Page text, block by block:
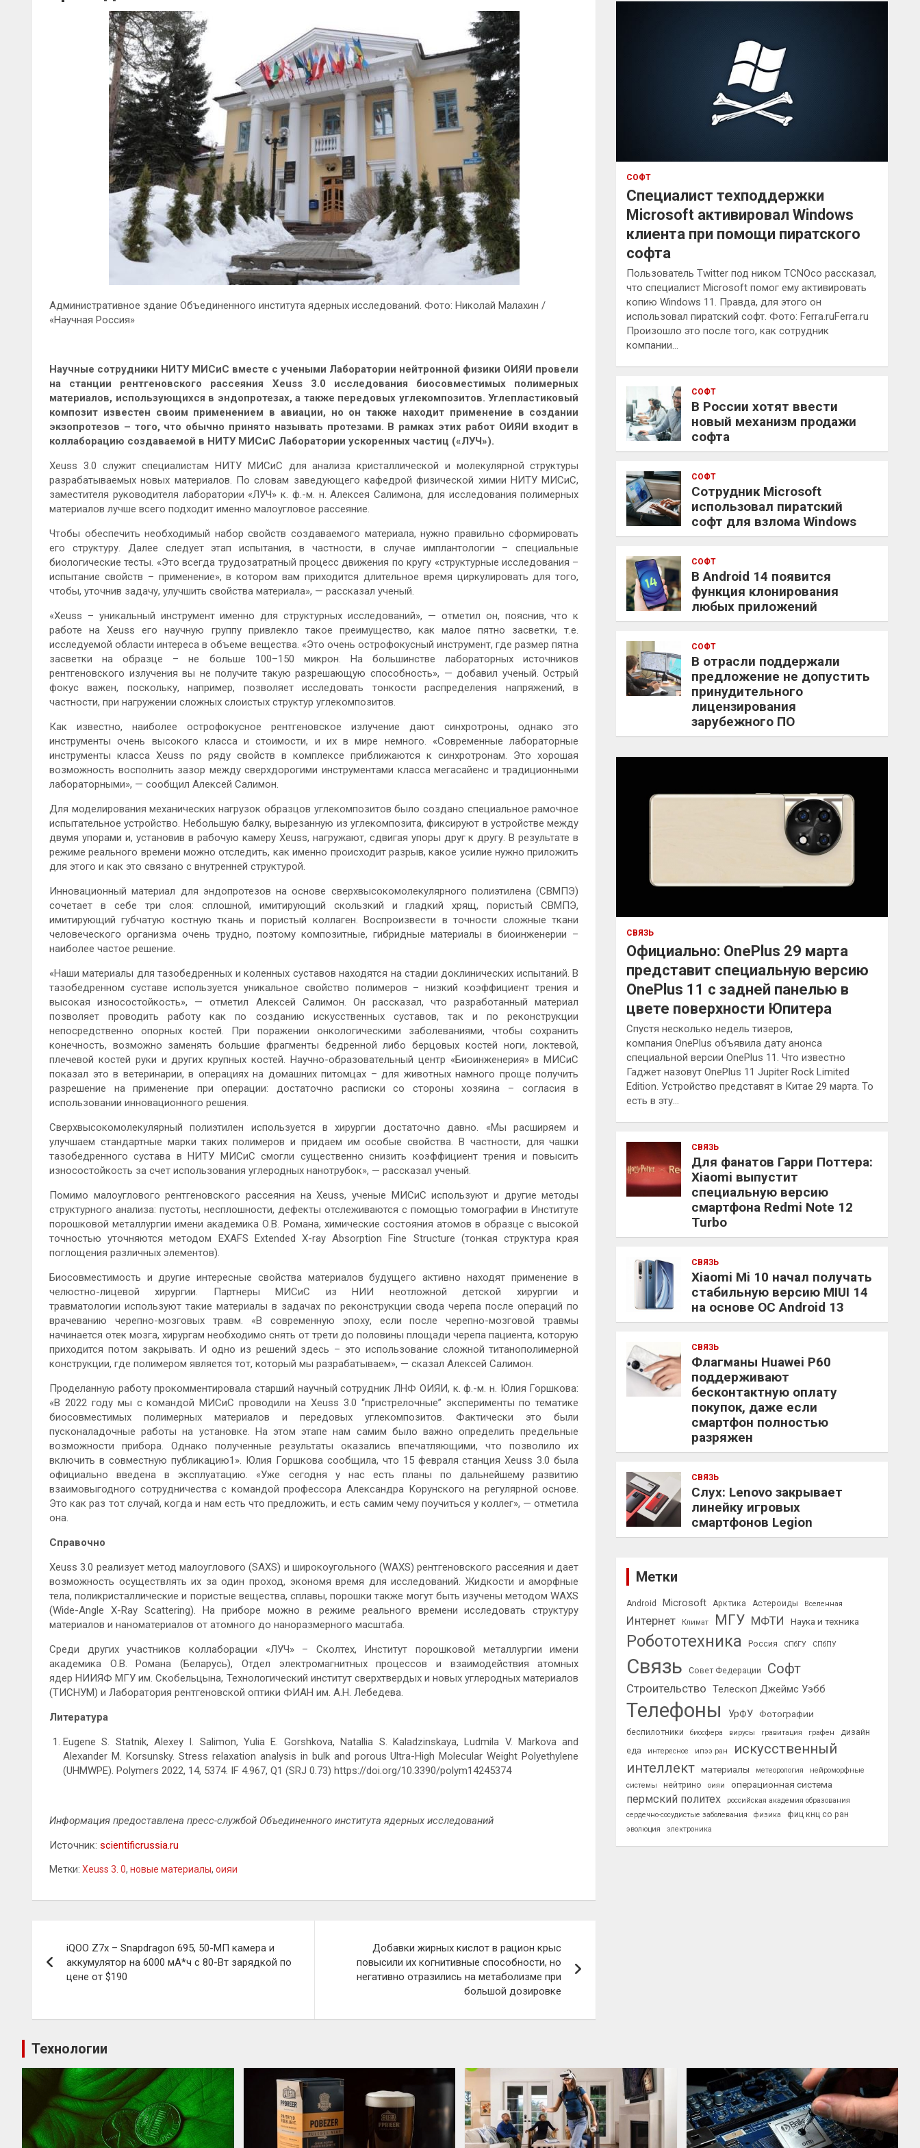
Административное здание Объединенного института ядерных исследований. Фото: Николай Малахин /
«Научная Россия»
Научные сотрудники НИТУ МИСиС вместе с учеными Лаборатории нейтронной физики ОИЯИ провели
на станции рентгеновского рассеяния Xeuss 3.0 исследования биосовместимых полимерных
материалов, использующихся в эндопротезах, а также передовых углекомпозитов. Углепластиковый
композит известен своим применением в авиации, но он также находит применение в создании
экзопротезов – того, что обычно принято называть протезами. В рамках этих работ ОИЯИ входит в
коллаборацию создаваемой в НИТУ МИСиС Лаборатории ускоренных частиц («ЛУЧ»).
Xeuss 3.0 служит специалистам НИТУ МИСиС для анализа кристаллической и молекулярной структуры
разрабатываемых новых материалов. По словам заведующего кафедрой физической химии НИТУ МИСиС,
заместителя руководителя лаборатории «ЛУЧ» к. ф.-м. н. Алексея Салимона, для исследования полимерных
материалов лучше всего подходит именно малоугловое рассеяние.
Чтобы обеспечить необходимый набор свойств создаваемого материала, нужно правильно сформировать
его структуру. Далее следует этап испытания, в частности, в случае имплантологии – специальные
биологические тесты. «Это всегда трудозатратный процесс движения по кругу «структурные исследования –
испытание свойств – применение», в котором вам приходится длительное время циркулировать для того,
чтобы, уточнив задачу, улучшить свойства материала», — рассказал ученый.
«Xeuss – уникальный инструмент именно для структурных исследований», — отметил он, пояснив, что к
работе на Xeuss его научную группу привлекло такое преимущество, как малое пятно засветки, т.е.
исследуемой области интереса в объеме вещества. «Это очень острофокусный инструмент, где размер пятна
засветки на образце – не больше 100–150 микрон. На большинстве лабораторных источников
рентгеновского излучения вы не получите такую разрешающую способность», — добавил ученый. Острый
фокус важен, поскольку, например, позволяет исследовать тонкости распределения напряжений, в
частности, при нагружении сложных слоистых структур углекомпозитов.
Как известно, наиболее острофокусное рентгеновское излучение дают синхротроны, однако это
инструменты очень высокого класса и стоимости, и их в мире немного. «Современные лабораторные
инструменты класса Xeuss по ряду свойств в комплексе приближаются к синхротронам. Это хорошая
возможность восполнить зазор между сверхдорогими инструментами класса мегасайенс и традиционными
лабораторными», — сообщил Алексей Салимон.
Для моделирования механических нагрузок образцов углекомпозитов было создано специальное рамочное
испытательное устройство. Небольшую балку, вырезанную из углекомпозита, фиксируют в устройстве между
двумя упорами и, установив в рабочую камеру Xeuss, нагружают, сдвигая упоры друг к другу. В результате в
режиме реального времени можно отследить, как именно происходит разрыв, какое усилие нужно приложить
для этого и как это связано с внутренней структурой.
Инновационный материал для эндопротезов на основе сверхвысокомолекулярного полиэтилена (СВМПЭ)
сочетает в себе три слоя: сплошной, имитирующий скользкий и гладкий хрящ, пористый СВМПЭ,
имитирующий губчатую костную ткань и пористый коллаген. Воспроизвести в точности сложные ткани
человеческого организма очень трудно, поэтому композитные, гибридные материалы в биоинженерии –
наиболее частое решение.
«Наши материалы для тазобедренных и коленных суставов находятся на стадии доклинических испытаний. В
тазобедренном суставе используется уникальное свойство полимеров – низкий коэффициент трения и
высокая износостойкость», — отметил Алексей Салимон. Он рассказал, что разработанный материал
позволяет проводить работу как по созданию искусственных суставов, так и по реконструкции
непосредственно опорных костей. При поражении онкологическими заболеваниями, чтобы сохранить
конечность, возможно заменять большие фрагменты бедренной либо берцовых костей ноги, локтевой,
плечевой костей руки и других крупных костей. Научно-образовательный центр «Биоинженерия» в МИСиС
показал это в ветеринарии, в операциях на домашних питомцах – для животных намного проще получить
разрешение на применение при операции: достаточно расписки со стороны хозяина – согласия в
использовании инновационного решения.
Сверхвысокомолекулярный полиэтилен используется в хирургии достаточно давно. «Мы расширяем и
улучшаем стандартные марки таких полимеров и придаем им особые свойства. В частности, для чашки
тазобедренного сустава в НИТУ МИСиС смогли существенно снизить коэффициент трения и повысить
износостойкость за счет использования углеродных нанотрубок», — рассказал ученый.
Помимо малоуглового рентгеновского рассеяния на Xeuss, ученые МИСиС используют и другие методы
структурного анализа: пустоты, несплошности, дефекты отслеживаются с помощью томографии в Институте
порошковой металлургии имени академика О.В. Романа, химические состояния атомов в образце с высокой
точностью уточняются методом EXAFS Extended X-ray Absorption Fine Structure (тонкая структура края
поглощения различных элементов).
Биосовместимость и другие интересные свойства материалов будущего активно находят применение в
челюстно-лицевой хирургии. Партнеры МИСиС из НИИ неотложной детской хирургии и
травматологии используют такие материалы в задачах по реконструкции свода черепа после операций по
врачеванию черепно-мозговых травм. «В современную эпоху, если после черепно-мозговой травмы
начинается отек мозга, хирургам необходимо снять от трети до половины площади черепа пациента, которую
приходится потом закрывать. И одно из решений здесь – это использование сложной титанополимерной
конструкции, где полимером является тот, который мы разрабатываем», — сказал Алексей Салимон.
Проделанную работу прокомментировала старший научный сотрудник ЛНФ ОИЯИ, к. ф.-м. н. Юлия Горшкова:
«В 2022 году мы с командой МИСиС проводили на Xeuss 3.0 “пристрелочные” эксперименты по тематике
биосовместимых полимерных материалов и передовых углекомпозитов. Фактически это были
пусконаладочные работы на установке. На этом этапе нам самим было важно определить предельные
возможности прибора. Однако полученные результаты оказались впечатляющими, что позволило их
включить в совместную публикацию1». Юлия Горшкова сообщила, что 15 февраля станция Xeuss 3.0 была
официально введена в эксплуатацию. «Уже сегодня у нас есть планы по дальнейшему развитию
взаимовыгодного сотрудничества с командой профессора Александра Корунского на регулярной основе.
Это как раз тот случай, когда и нам есть что предложить, и есть самим чему поучиться у коллег», — отметила
она.
Справочно
Xeuss 3.0 реализует метод малоуглового (SAXS) и широкоугольного (WAXS) рентгеновского рассеяния и дает
возможность осуществлять их за один проход, экономя время для исследований. Жидкости и аморфные
тела, поликристаллические и пористые вещества, сплавы, порошки также могут быть изучены методом WAXS
(Wide-Angle X-Ray Scattering). На приборе можно в режиме реального времени исследовать структуру
материалов и наноматериалов от атомного до наноразмерного масштаба.
Среди других участников коллаборации «ЛУЧ» – Сколтех, Институт порошковой металлургии имени
академика О.В. Романа (Беларусь), Отдел электромагнитных процессов и взаимодействия атомных
ядер НИИЯФ МГУ им. Скобельцына, Технологический институт сверхтвердых и новых углеродных материалов
(ТИСНУМ) и Лаборатория рентгеновской оптики ФИАН им. А.Н. Лебедева.
Литература
Eugene S. Statnik, Alexey I. Salimon, Yulia E. Gorshkova, Natallia S. Kaladzinskaya, Ludmila V. Markova and
Alexander M. Korsunsky. Stress relaxation analysis in bulk and porous Ultra-High Molecular Weight Polyethylene
(UHMWPE). Polymers 2022, 14, 5374. IF 4.967, Q1 (SRJ 0.73) https://doi.org/10.3390/polym14245374
Информация предоставлена пресс-службой Объединенного института ядерных исследований
Источник: scientificrussia.ru
Метки: Xeuss 3. 0, новые материалы, оияи
по
записям
iQOO Z7x – Snapdragon 695, 50-МП камера и
аккумулятор на 6000 мА*ч с 80-Вт зарядкой по
цене от $190
Добавки жирных кислот в рацион крыс
повысили их когнитивные способности, но
негативно отразились на метаболизме при
большой дозировке
к
СОФТ
Специалист техподдержки
Microsoft активировал Windows
клиента при помощи пиратского
софта
Пользователь Twitter под ником TCNOco рассказал,
что специалист Microsoft помог ему активировать
копию Windows 11. Правда, для этого он
использовал пиратский софт. Фото: Ferra.ruFerra.ru
Произошло это после того, как сотрудник
компании…
СОФТ
В России хотят ввести
новый механизм продажи
софта
СОФТ
Сотрудник Microsoft
использовал пиратский
софт для взлома Windows
СОФТ
В Android 14 появится
функция клонирования
любых приложений
СОФТ
В отрасли поддержали
предложение не допустить
принудительного
лицензирования
зарубежного ПО
СВЯЗЬ
Официально: OnePlus 29 марта
представит специальную версию
OnePlus 11 с задней панелью в
цвете поверхности Юпитера
Спустя несколько недель тизеров,
компания OnePlus объявила дату анонса
специальной версии OnePlus 11. Что известно
Гаджет назовут OnePlus 11 Jupiter Rock Limited
Edition. Устройство представят в Китае 29 марта. То
есть в эту…
СВЯЗЬ
Для фанатов Гарри Поттера:
Xiaomi выпустит
специальную версию
смартфона Redmi Note 12
Turbo
СВЯЗЬ
Xiaomi Mi 10 начал получать
стабильную версию MIUI 14
на основе ОС Android 13
СВЯЗЬ
Флагманы Huawei P60
поддерживают
бесконтактную оплату
покупок, даже если
смартфон полностью
разряжен
СВЯЗЬ
Слух: Lenovo закрывает
линейку игровых
смартфонов Legion
Метки
Android Microsoft Арктика Астероиды Вселенная
Интернет Климат МГУ МФТИ Наука и техника
Робототехника Россия СПбГУ СПбПУ
Связь Совет Федерации Софт
Строительство Телескоп Джеймс Уэбб
Телефоны УрФУ Фотографии
беспилотники биосфера вирусы гравитация графен
дизайн
еда
интересное ипээ ран
искусственный
интеллект материалы метеорология
нейроморфные
системы
нейтрино оияи операционная система
пермский политех
российская академия образования
сердечно-сосудистые заболевания
физика фиц кнц со ран
эволюция электроника
Технологии